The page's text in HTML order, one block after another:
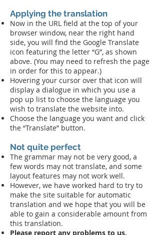
Applying the translation
Now in the URL field at the top of your
browser window, near the right hand
side, you will find the Google Translate
icon featuring the letter “G”, as shown
above. (You may need to refresh the page
in order for this to appear.)
Hovering your cursor over that icon will
display a dialogue in which you use a
pop up list to choose the language you
wish to translate the website into.
Choose the language you want and click
the “Translate” button.
Not quite perfect
The grammar may not be very good, a
few words may not translate, and some
layout features may not work well.
However, we have worked hard to try to
make the site suitable for automatic
translation and we hope that you will be
able to gain a considerable amount from
this translation.
Please report any problems to us.